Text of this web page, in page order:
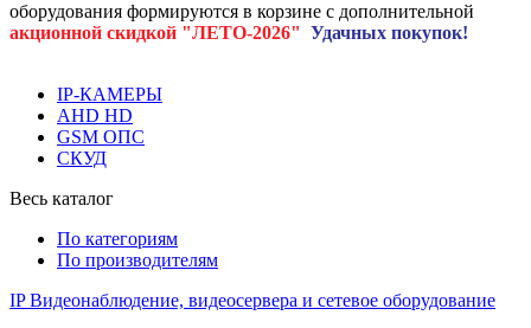
оборудования формируются в корзине с дополнительной
акционной скидкой "ЛЕТО-2026" Удачных покупок!
IP-КАМЕРЫ
AHD HD
GSM ОПС
СКУД
Весь каталог
По категориям
По производителям
IP Видеонаблюдение, видеосервера и сетевое оборудование